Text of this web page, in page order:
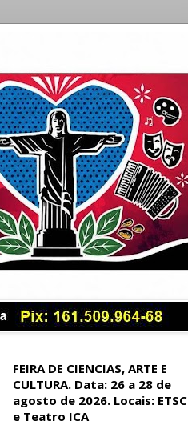
FEIRA DE CIENCIAS, ARTE E
CULTURA. Data: 26 a 28 de
agosto de 2026. Locais: ETSC
e Teatro ICA